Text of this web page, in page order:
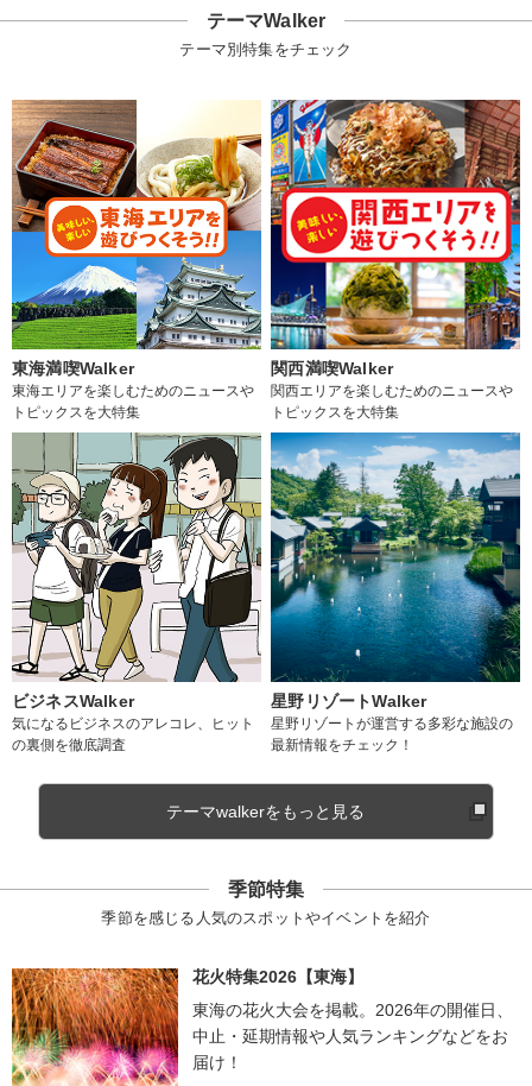
テーマWalker
テーマ別特集をチェック
東海満喫Walker
東海エリアを楽しむためのニュースや
トピックスを大特集
関西満喫Walker
関西エリアを楽しむためのニュースや
トピックスを大特集
ビジネスWalker
気になるビジネスのアレコレ、ヒット
の裏側を徹底調査
星野リゾートWalker
星野リゾートが運営する多彩な施設の
最新情報をチェック！
テーマwalkerをもっと見る
季節特集
季節を感じる人気のスポットやイベントを紹介
花火特集2026【東海】
東海の花火大会を掲載。2026年の開催日、
中止・延期情報や人気ランキングなどをお
届け！